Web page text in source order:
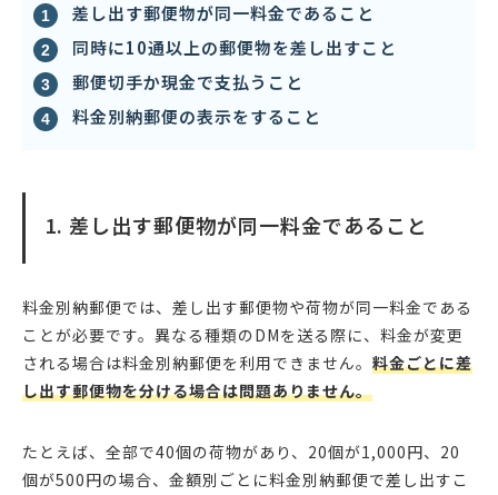
差し出す郵便物が同一料金であること
同時に10通以上の郵便物を差し出すこと
郵便切手か現金で支払うこと
料金別納郵便の表示をすること
1. 差し出す郵便物が同一料金であること
料金別納郵便では、差し出す郵便物や荷物が同一料金である
ことが必要です。異なる種類のDMを送る際に、料金が変更
される場合は料金別納郵便を利用できません。 料金ごとに差
し出す郵便物を分ける場合は問題ありません。
たとえば、全部で40個の荷物があり、20個が1,000円、20
個が500円の場合、金額別ごとに料金別納郵便で差し出すこ